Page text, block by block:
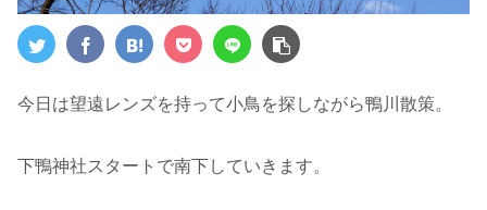
今日は望遠レンズを持って小鳥を探しながら鴨川散策。
下鴨神社スタートで南下していきます。